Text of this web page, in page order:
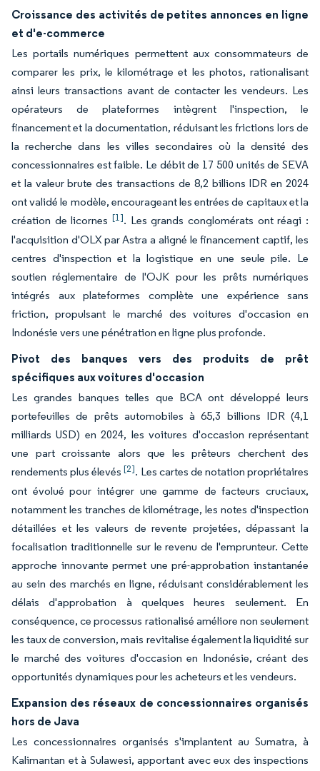
Croissance des activités de petites annonces en ligne
et d'e-commerce
Les portails numériques permettent aux consommateurs de
comparer les prix, le kilométrage et les photos, rationalisant
ainsi leurs transactions avant de contacter les vendeurs. Les
opérateurs de plateformes intègrent l'inspection, le
financement et la documentation, réduisant les frictions lors de
la recherche dans les villes secondaires où la densité des
concessionnaires est faible. Le débit de 17 500 unités de SEVA
et la valeur brute des transactions de 8,2 billions IDR en 2024
ont validé le modèle, encourageant les entrées de capitaux et la
création de licornes [1]. Les grands conglomérats ont réagi :
l'acquisition d'OLX par Astra a aligné le financement captif, les
centres d'inspection et la logistique en une seule pile. Le
soutien réglementaire de l'OJK pour les prêts numériques
intégrés aux plateformes complète une expérience sans
friction, propulsant le marché des voitures d'occasion en
Indonésie vers une pénétration en ligne plus profonde.
Pivot des banques vers des produits de prêt
spécifiques aux voitures d'occasion
Les grandes banques telles que BCA ont développé leurs
portefeuilles de prêts automobiles à 65,3 billions IDR (4,1
milliards USD) en 2024, les voitures d'occasion représentant
une part croissante alors que les prêteurs cherchent des
rendements plus élevés[2]. Les cartes de notation propriétaires
ont évolué pour intégrer une gamme de facteurs cruciaux,
notamment les tranches de kilométrage, les notes d'inspection
détaillées et les valeurs de revente projetées, dépassant la
focalisation traditionnelle sur le revenu de l'emprunteur. Cette
approche innovante permet une pré-approbation instantanée
au sein des marchés en ligne, réduisant considérablement les
délais d'approbation à quelques heures seulement. En
conséquence, ce processus rationalisé améliore non seulement
les taux de conversion, mais revitalise également la liquidité sur
le marché des voitures d'occasion en Indonésie, créant des
opportunités dynamiques pour les acheteurs et les vendeurs.
Expansion des réseaux de concessionnaires organisés
hors de Java
Les concessionnaires organisés s'implantent au Sumatra, à
Kalimantan et à Sulawesi, apportant avec eux des inspections